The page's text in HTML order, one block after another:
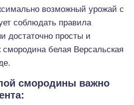
возможный урожай с
соблюдать правила
достаточно просты и
смородина белая Версальская
смородины важно